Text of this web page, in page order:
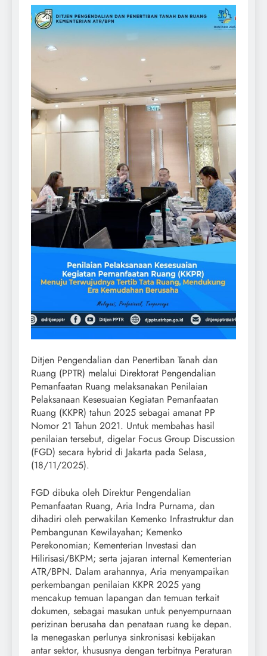
Ditjen Pengendalian dan Penertiban Tanah dan
Ruang (PPTR) melalui Direktorat Pengendalian
Pemanfaatan Ruang melaksanakan Penilaian
Pelaksanaan Kesesuaian Kegiatan Pemanfaatan
Ruang (KKPR) tahun 2025 sebagai amanat PP
Nomor 21 Tahun 2021. Untuk membahas hasil
penilaian tersebut, digelar Focus Group Discussion
(FGD) secara hybrid di Jakarta pada Selasa,
(18/11/2025).
FGD dibuka oleh Direktur Pengendalian
Pemanfaatan Ruang, Aria Indra Purnama, dan
dihadiri oleh perwakilan Kemenko Infrastruktur dan
Pembangunan Kewilayahan; Kemenko
Perekonomian; Kementerian Investasi dan
Hilirisasi/BKPM; serta jajaran internal Kementerian
ATR/BPN. Dalam arahannya, Aria menyampaikan
perkembangan penilaian KKPR 2025 yang
mencakup temuan lapangan dan temuan terkait
dokumen, sebagai masukan untuk penyempurnaan
perizinan berusaha dan penataan ruang ke depan.
Ia menegaskan perlunya sinkronisasi kebijakan
antar sektor, khususnya dengan terbitnya Peraturan